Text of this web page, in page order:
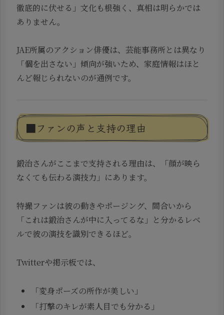
徹底的に伏せる」文化も根強く、真相は明らかでは
ありません。
JAE所属のアクション俳優は、芸能事務所とは異なり
「個を出さない」傾向が強いため、家庭情報はほと
んど報じられないのが通例です。
■ファンの声と支持の理由
鍛治さんがここまで支持される理由は、「顔が映ら
なくても伝わる演技力」にあります。
特撮ファンは彼の動きやポージング、間合いから
「これは鍛治さんが中に入ってるな」と分かるレベ
ルで彼の演技を識別できるほど。
Twitterや掲示板では、
「変身ポーズの所作が美しい」
「打撃のキレが素人目でも分かる」